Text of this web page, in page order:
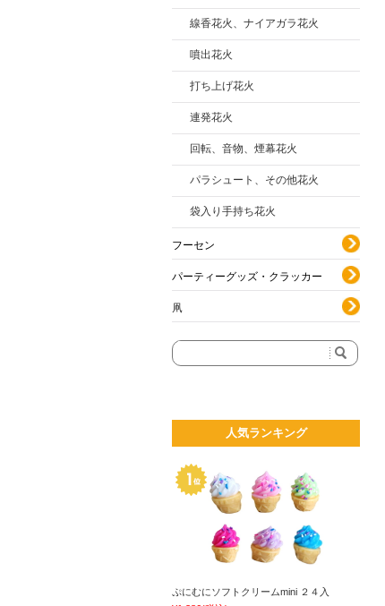
線香花火、ナイアガラ花火
噴出花火
打ち上げ花火
連発花火
回転、音物、煙幕花火
パラシュート、その他花火
袋入り手持ち花火
フーセン
パーティーグッズ・クラッカー
凧
人気ランキング
ぷにむにソフトクリームmini ２４入